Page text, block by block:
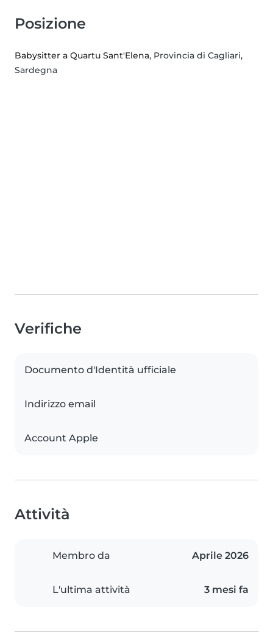
Posizione
Babysitter a Quartu Sant'Elena, Provincia di Cagliari,
Sardegna
Verifiche
Documento d'Identità ufficiale
Indirizzo email
Account Apple
Attività
Membro da Aprile 2026
L'ultima attività 3 mesi fa